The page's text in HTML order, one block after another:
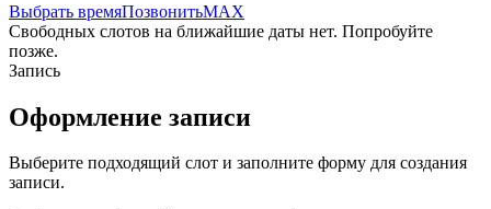
Выбрать времяПозвонитьMAX
Свободных слотов на ближайшие даты нет. Попробуйте
позже.
Запись
Оформление записи
Выберите подходящий слот и заполните форму для создания
записи.